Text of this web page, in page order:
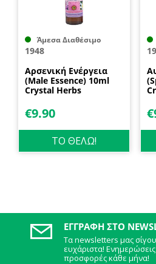
Άμεσα Διαθέσιμο
1948
Αρσενική Ενέργεια
(Male Essence) 10ml
Crystal Herbs
€9.90
ΤΟ ΘΕΛΩ!
€
ΕΓΓΡΑΦΉ ΣΤΟ
Τα newsletters μας
ευχάριστα!
προσφορές κάθε μήνα!